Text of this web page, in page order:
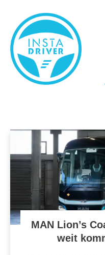
MAN Lion’s
weit